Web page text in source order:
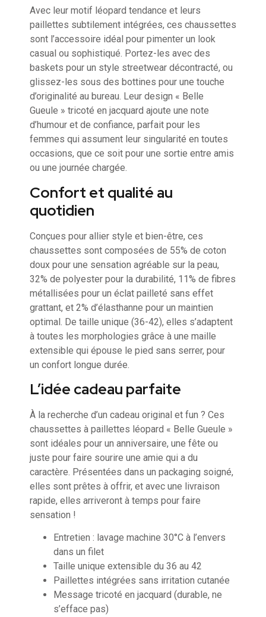
Avec leur motif léopard tendance et leurs
paillettes subtilement intégrées, ces chaussettes
sont l’accessoire idéal pour pimenter un look
casual ou sophistiqué. Portez-les avec des
baskets pour un style streetwear décontracté, ou
glissez-les sous des bottines pour une touche
d’originalité au bureau. Leur design « Belle
Gueule » tricoté en jacquard ajoute une note
d’humour et de confiance, parfait pour les
femmes qui assument leur singularité en toutes
occasions, que ce soit pour une sortie entre amis
ou une journée chargée.
Confort et qualité au
quotidien
Conçues pour allier style et bien-être, ces
chaussettes sont composées de 55% de coton
doux pour une sensation agréable sur la peau,
32% de polyester pour la durabilité, 11% de fibres
métallisées pour un éclat pailleté sans effet
grattant, et 2% d’élasthanne pour un maintien
optimal. De taille unique (36-42), elles s’adaptent
à toutes les morphologies grâce à une maille
extensible qui épouse le pied sans serrer, pour
un confort longue durée.
L’idée cadeau parfaite
À la recherche d’un cadeau original et fun ? Ces
chaussettes à paillettes léopard « Belle Gueule »
sont idéales pour un anniversaire, une fête ou
juste pour faire sourire une amie qui a du
caractère. Présentées dans un packaging soigné,
elles sont prêtes à offrir, et avec une livraison
rapide, elles arriveront à temps pour faire
sensation !
Entretien : lavage machine 30°C à l’envers
dans un filet
Taille unique extensible du 36 au 42
Paillettes intégrées sans irritation cutanée
Message tricoté en jacquard (durable, ne
s’efface pas)